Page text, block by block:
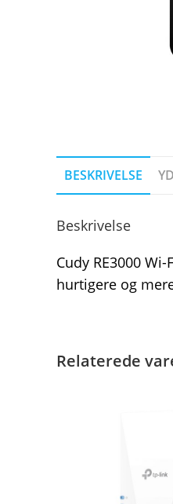
BESKRIVELSE
Beskrivelse
Cudy RE3000
hurtigere og
Relaterede